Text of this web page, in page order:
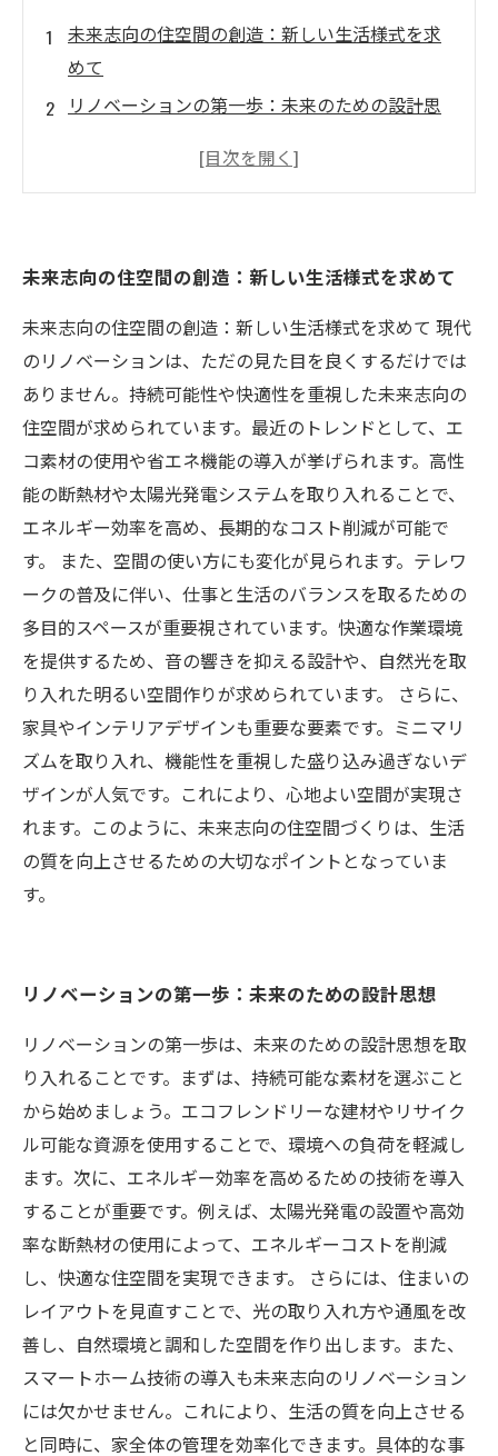
未来志向の住空間の創造：新しい生活様式を求
めて
リノベーションの第一歩：未来のための設計思
成功事例の紹介：未来志向の住まいを実現した
可能性
個性豊かな住空間への道：自分だけのリノベー
ション計画
未来を見据えた住空間の重要性：心地よい生活
のために
未来志向の住空間の創造：新しい生活様式を求めて
未来志向の住空間の創造：新しい生活様式を求めて 現代
のリノベーションは、ただの見た目を良くするだけでは
ありません。持続可能性や快適性を重視した未来志向の
住空間が求められています。最近のトレンドとして、エ
コ素材の使用や省エネ機能の導入が挙げられます。高性
能の断熱材や太陽光発電システムを取り入れることで、
エネルギー効率を高め、長期的なコスト削減が可能で
す。 また、空間の使い方にも変化が見られます。テレワ
ークの普及に伴い、仕事と生活のバランスを取るための
多目的スペースが重要視されています。快適な作業環境
を提供するため、音の響きを抑える設計や、自然光を取
り入れた明るい空間作りが求められています。 さらに、
家具やインテリアデザインも重要な要素です。ミニマリ
ズムを取り入れ、機能性を重視した盛り込み過ぎないデ
ザインが人気です。これにより、心地よい空間が実現さ
れます。このように、未来志向の住空間づくりは、生活
の質を向上させるための大切なポイントとなっていま
す。
リノベーションの第一歩：未来のための設計思想
リノベーションの第一歩は、未来のための設計思想を取
り入れることです。まずは、持続可能な素材を選ぶこと
から始めましょう。エコフレンドリーな建材やリサイク
ル可能な資源を使用することで、環境への負荷を軽減し
ます。次に、エネルギー効率を高めるための技術を導入
することが重要です。例えば、太陽光発電の設置や高効
率な断熱材の使用によって、エネルギーコストを削減
し、快適な住空間を実現できます。 さらには、住まいの
レイアウトを見直すことで、光の取り入れ方や通風を改
善し、自然環境と調和した空間を作り出します。また、
スマートホーム技術の導入も未来志向のリノベーション
には欠かせません。これにより、生活の質を向上させる
と同時に、家全体の管理を効率化できます。具体的な事